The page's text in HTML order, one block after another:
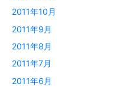
2011年10月
2011年9月
2011年8月
2011年7月
2011年6月